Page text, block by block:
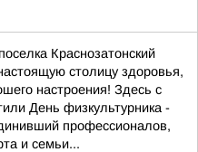
Краснозатонский
столицу здоровья,
настроения! Здесь с
День физкультурника -
профессионалов,
и семьи...